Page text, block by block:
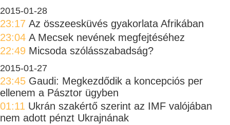
2015-01-28
23:17 Az összeesküvés gyakorlata Afrikában
23:04 A Mecsek nevének megfejtéséhez
22:49 Micsoda szólásszabadság?
2015-01-27
23:45 Gaudi: Megkezdődik a koncepciós per
ellenem a Pásztor ügyben
01:11 Ukrán szakértő szerint az IMF valójában
nem adott pénzt Ukrajnának